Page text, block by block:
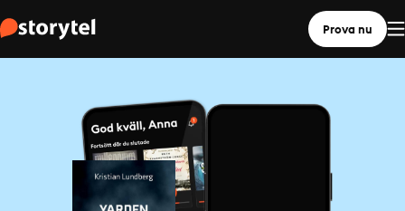
Prova nu